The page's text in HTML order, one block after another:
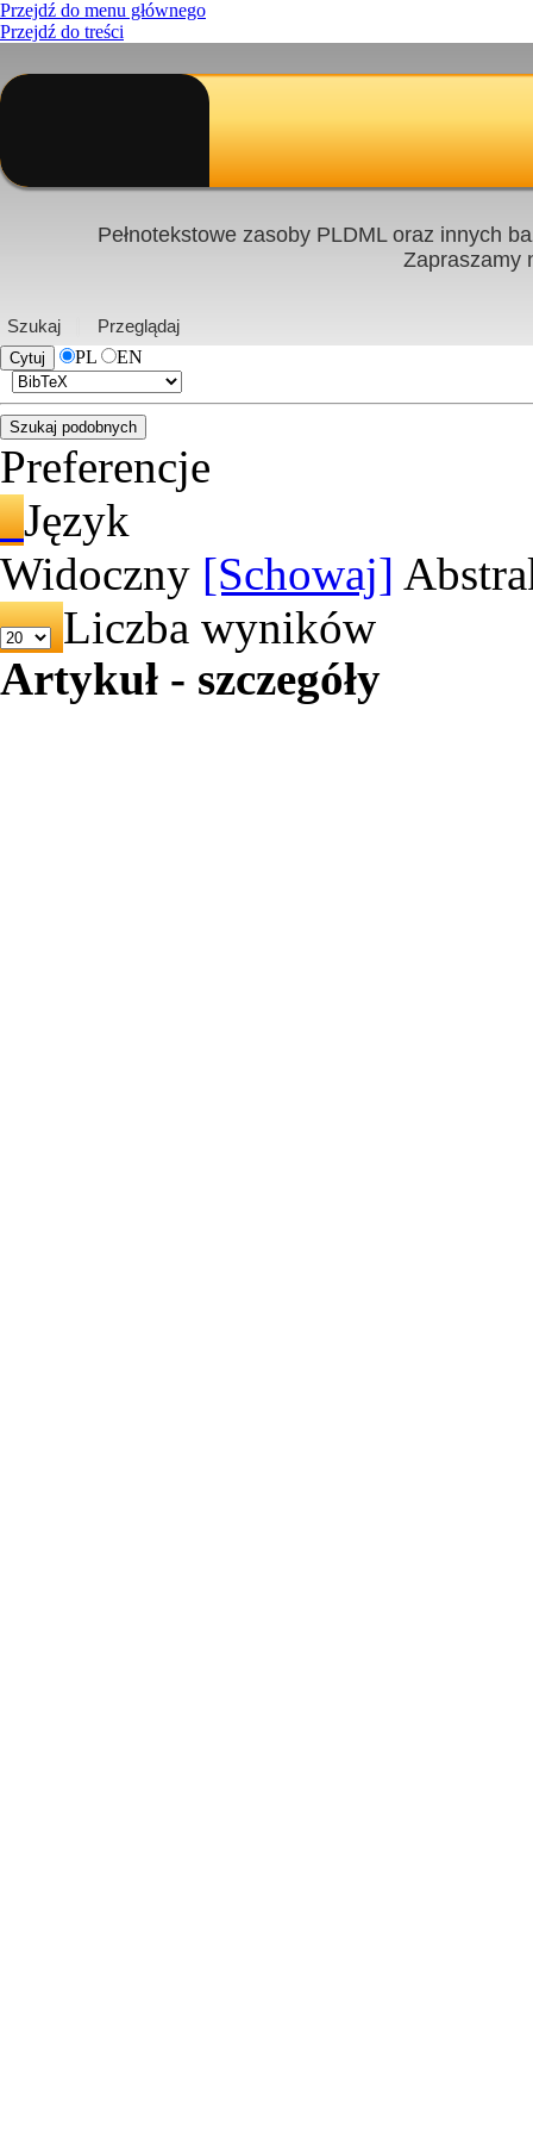
Przejdź do menu głównego
Przejdź do treści
Pełnotekstowe zasoby PLDML oraz innych
Zapraszamy
Szukaj
Przeglądaj
PL
EN
Preferencje
Język
Widoczny [Schowaj]
Liczba wyników
Artykuł - szczegóły